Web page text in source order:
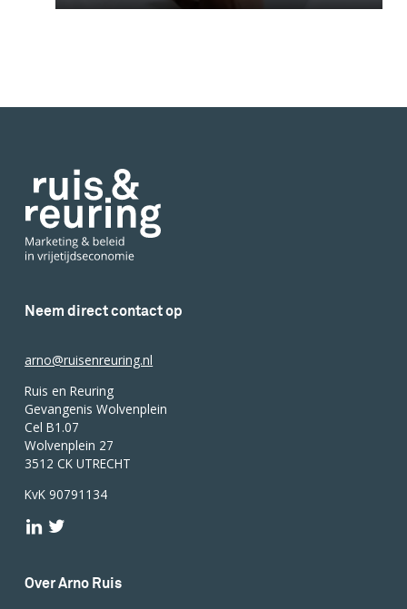
Neem direct contact op
arno@ruisenreuring.nl
Ruis en Reuring
Gevangenis Wolvenplein
Cel B1.07
Wolvenplein 27
3512 CK UTRECHT
KvK 90791134
Over Arno Ruis